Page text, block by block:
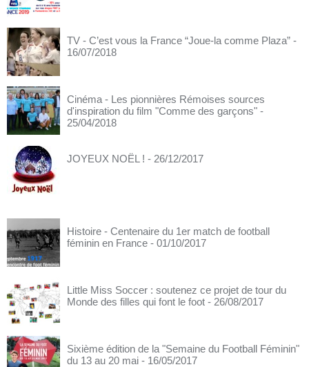
TV - C’est vous la France “Joue-la comme Plaza” -
16/07/2018
Cinéma - Les pionnières Rémoises sources
d'inspiration du film "Comme des garçons" -
25/04/2018
JOYEUX NOËL ! - 26/12/2017
Histoire - Centenaire du 1er match de football
féminin en France - 01/10/2017
Little Miss Soccer : soutenez ce projet de tour du
Monde des filles qui font le foot - 26/08/2017
Sixième édition de la "Semaine du Football Féminin"
du 13 au 20 mai - 16/05/2017